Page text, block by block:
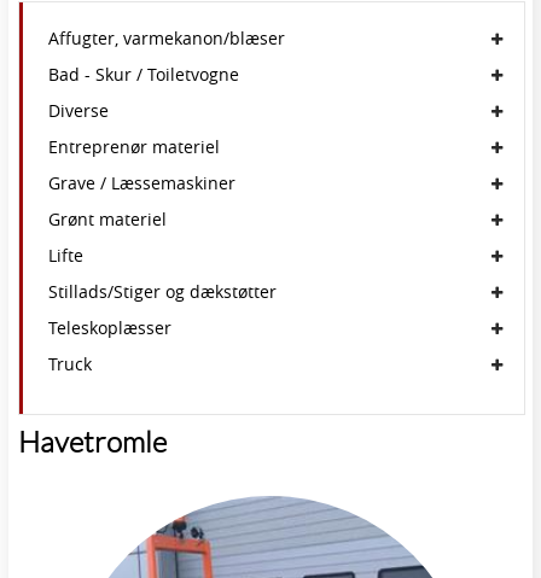
Affugter, varmekanon/blæser
Bad - Skur / Toiletvogne
Diverse
Entreprenør materiel
Grave / Læssemaskiner
Grønt materiel
Lifte
Stillads/Stiger og dækstøtter
Teleskoplæsser
Truck
Havetromle